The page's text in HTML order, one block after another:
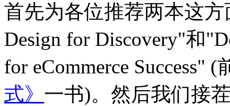
首先为各位推荐两本这方
Design for Discovery"和
for eCommerce Success"
式》 一书)。然后我们接